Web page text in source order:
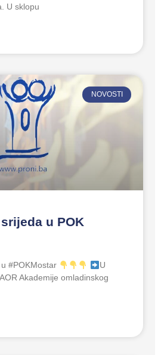
U sklopu
NOVOSTI
u POK
#POKMostar
U
Akademije omladinskog